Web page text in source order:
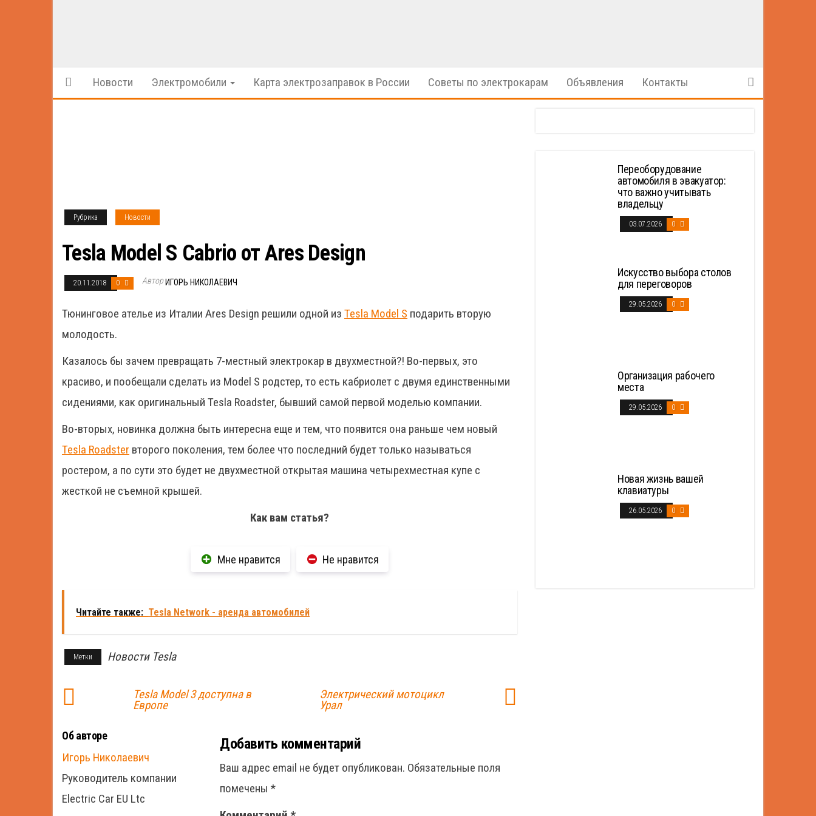
Cars
автомобили
Новости Электромобили Карта электрозаправок в России Советы по электрокарам Объявления Контакты
Рубрика Новости
Tesla Model S Cabrio от Ares Design
20.11.2018 0 Автор ИГОРЬ НИКОЛАЕВИЧ
Тюнинговое ателье из Италии Ares Design решили одной из Tesla Model S подарить вторую
молодость.
Казалось бы зачем превращать 7-местный электрокар в двухместной?! Во-первых, это
красиво, и пообещали сделать из Model S родстер, то есть кабриолет с двумя единственными
сидениями, как оригинальный Tesla Roadster, бывший самой первой моделью компании.
Во-вторых, новинка должна быть интересна еще и тем, что появится она раньше чем новый
Tesla Roadster второго поколения, тем более что последний будет только называться
ростером, а по сути это будет не двухместной открытая машина четырехместная купе с
жесткой не съемной крышей.
Как вам статья?
Мне нравится Не нравится
Читайте также: Tesla Network - аренда автомобилей
Метки Новости Tesla
Tesla Model 3 доступна в
Европе
Электрический мотоцикл
Урал
Об авторе
Игорь Николаевич
Руководитель компании
Electric Car EU Ltc
Добавить комментарий
Ваш адрес email не будет опубликован. Обязательные поля
помечены *
Переоборудование
автомобиля в эвакуатор:
что важно учитывать
владельцу
03.07.2026 0
Искусство выбора столов
для переговоров
29.05.2026 0
Организация рабочего
места
29.05.2026 0
Новая жизнь вашей
клавиатуры
26.05.2026 0